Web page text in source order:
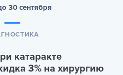
30 сентября
катаракте
3% на хирургию